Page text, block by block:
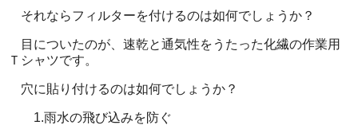
それならフィルターを付けるのは如何でしょうか？
目についたのが、速乾と通気性をうたった化繊の作業用
Ｔシャツです。
穴に貼り付けるのは如何でしょうか？
1.雨水の飛び込みを防ぐ